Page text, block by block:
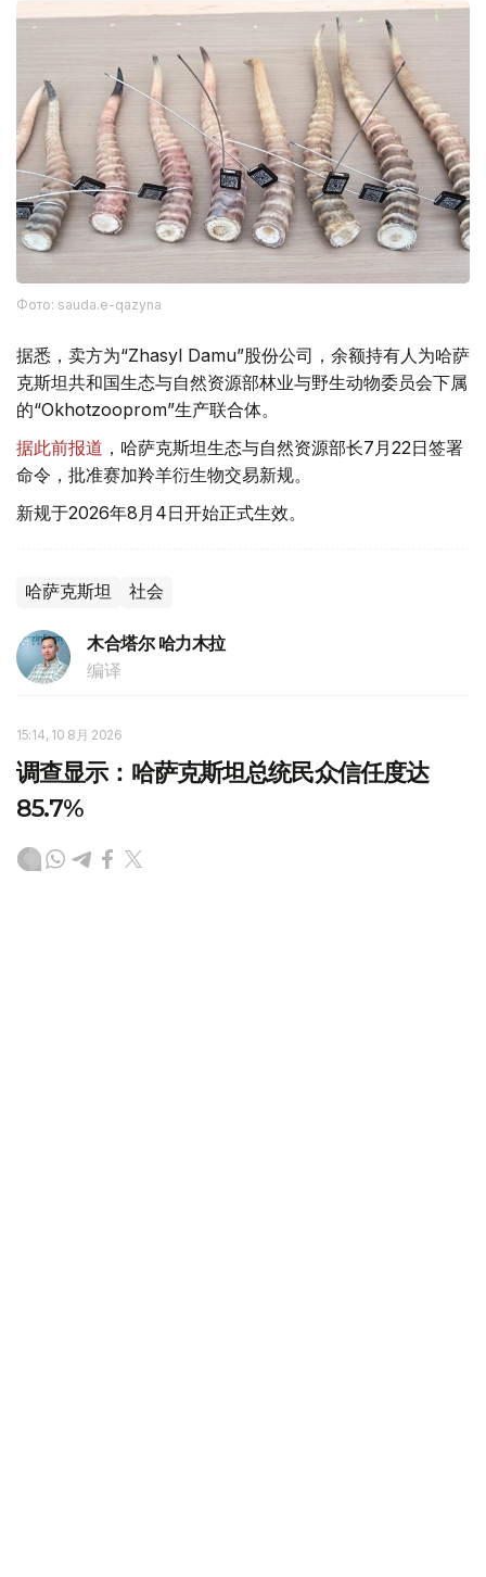
Фото: sauda.e-qazyna
据悉，卖方为“Zhasyl Damu”股份公司，余额持有人为哈萨
克斯坦共和国生态与自然资源部林业与野生动物委员会下属
的“Okhotzooprom”生产联合体。
据此前报道 ，哈萨克斯坦生态与自然资源部长7月22日签署
命令，批准赛加羚羊衍生物交易新规。
新规于2026年8月4日开始正式生效。
哈萨克斯坦 社会
木合塔尔 哈力木拉
编译
15:14, 10 8月 2026
调查显示：哈萨克斯坦总统民众信任度达
85.7%